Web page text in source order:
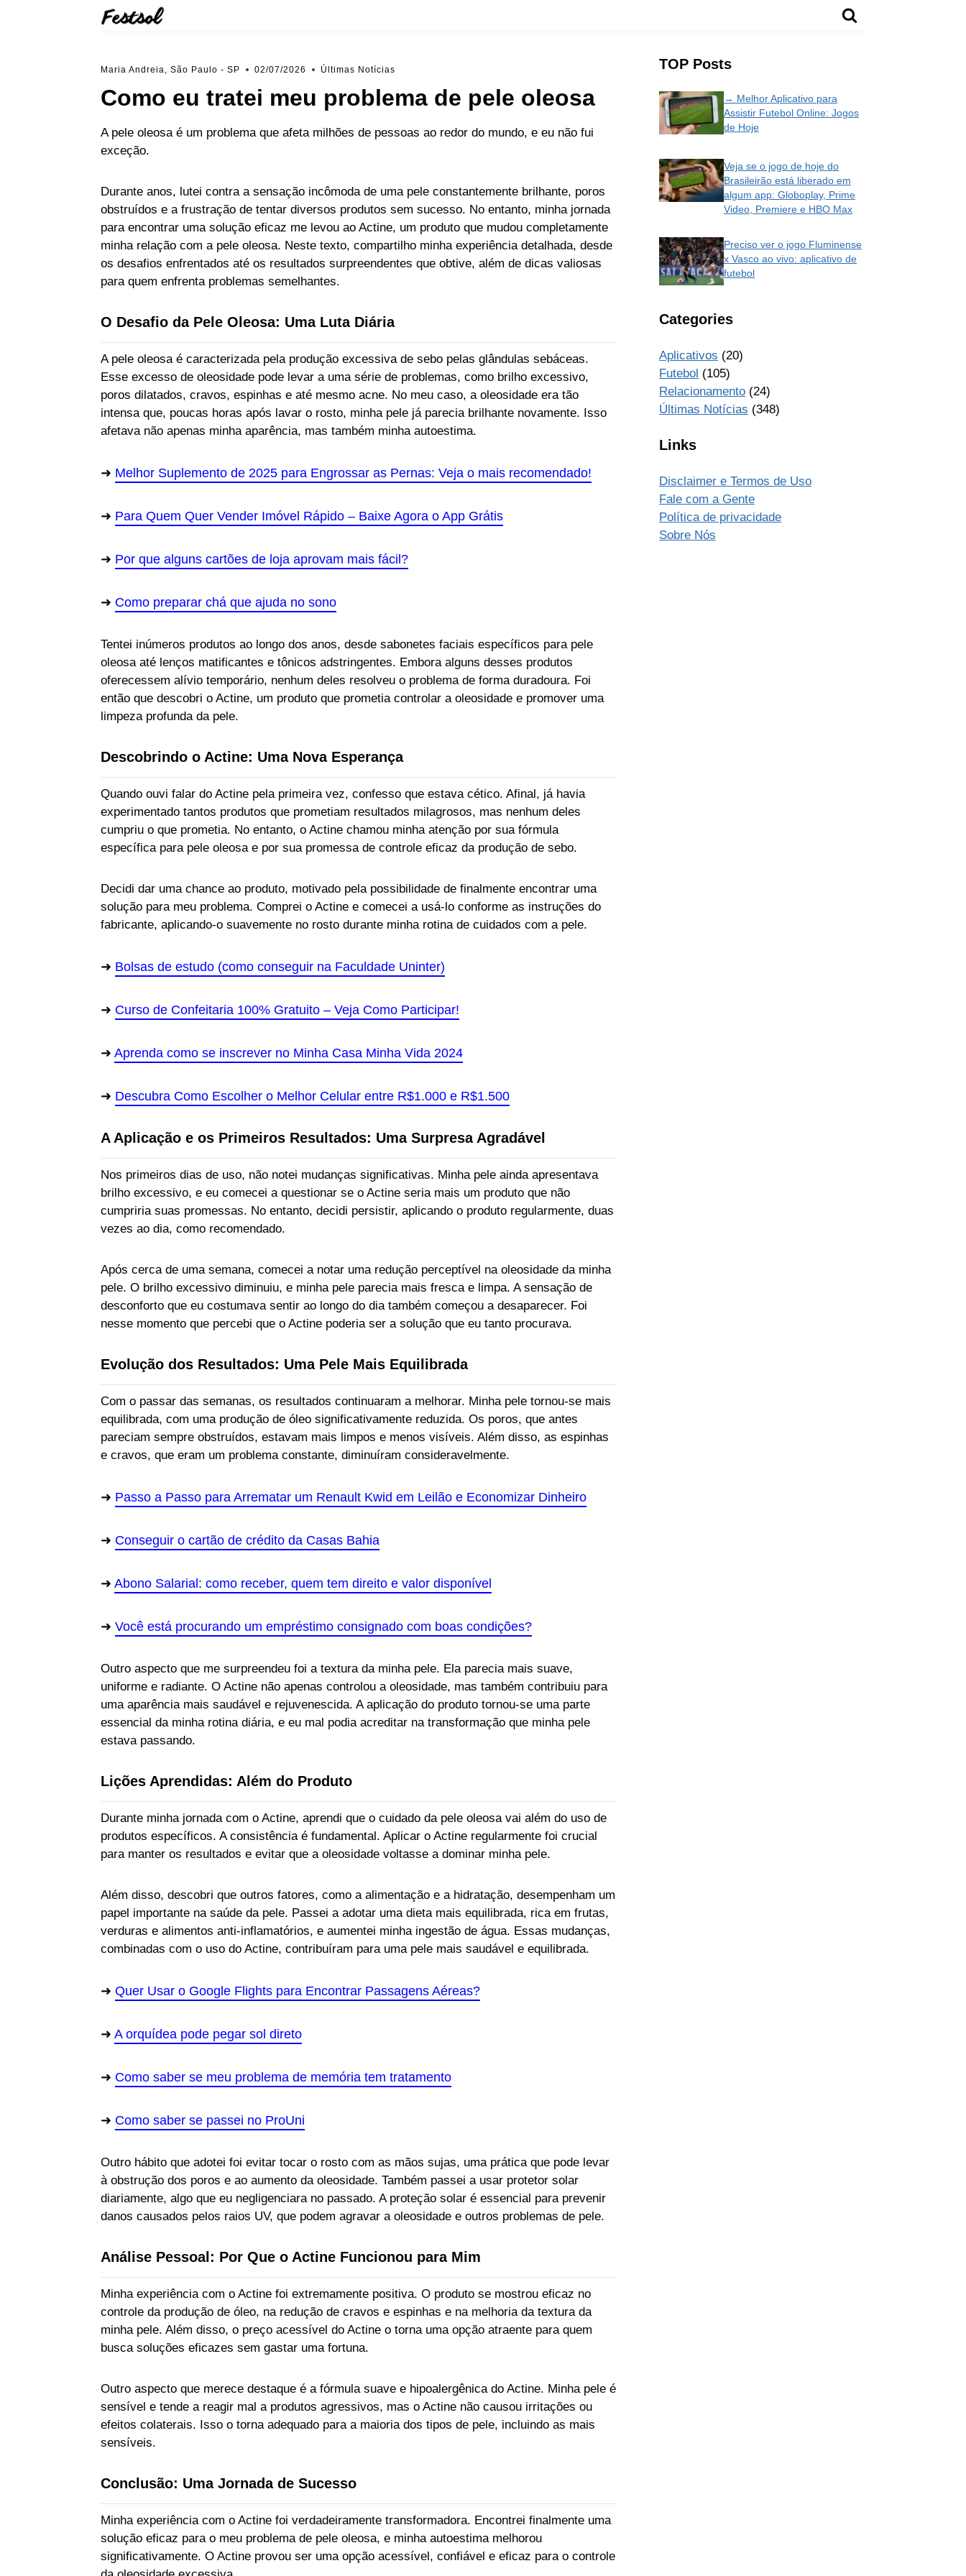
Maria Andreia, São Paulo - SP 02/07/2026 Últimas Notícias
Como eu tratei meu problema de pele oleosa
A pele oleosa é um problema que afeta milhões de pessoas ao redor do mundo, e eu não fui
exceção.
Durante anos, lutei contra a sensação incômoda de uma pele constantemente brilhante, poros
obstruídos e a frustração de tentar diversos produtos sem sucesso. No entanto, minha jornada
para encontrar uma solução eficaz me levou ao Actine, um produto que mudou completamente
minha relação com a pele oleosa. Neste texto, compartilho minha experiência detalhada, desde
os desafios enfrentados até os resultados surpreendentes que obtive, além de dicas valiosas
para quem enfrenta problemas semelhantes.
O Desafio da Pele Oleosa: Uma Luta Diária
A pele oleosa é caracterizada pela produção excessiva de sebo pelas glândulas sebáceas.
Esse excesso de oleosidade pode levar a uma série de problemas, como brilho excessivo,
poros dilatados, cravos, espinhas e até mesmo acne. No meu caso, a oleosidade era tão
intensa que, poucas horas após lavar o rosto, minha pele já parecia brilhante novamente. Isso
afetava não apenas minha aparência, mas também minha autoestima.
Melhor Suplemento de 2025 para Engrossar as Pernas: Veja o mais recomendado!
Para Quem Quer Vender Imóvel Rápido – Baixe Agora o App Grátis
Por que alguns cartões de loja aprovam mais fácil?
Como preparar chá que ajuda no sono
Tentei inúmeros produtos ao longo dos anos, desde sabonetes faciais específicos para pele
oleosa até lenços matificantes e tônicos adstringentes. Embora alguns desses produtos
oferecessem alívio temporário, nenhum deles resolveu o problema de forma duradoura. Foi
então que descobri o Actine, um produto que prometia controlar a oleosidade e promover uma
limpeza profunda da pele.
Descobrindo o Actine: Uma Nova Esperança
Quando ouvi falar do Actine pela primeira vez, confesso que estava cético. Afinal, já havia
experimentado tantos produtos que prometiam resultados milagrosos, mas nenhum deles
cumpriu o que prometia. No entanto, o Actine chamou minha atenção por sua fórmula
específica para pele oleosa e por sua promessa de controle eficaz da produção de sebo.
Decidi dar uma chance ao produto, motivado pela possibilidade de finalmente encontrar uma
solução para meu problema. Comprei o Actine e comecei a usá-lo conforme as instruções do
fabricante, aplicando-o suavemente no rosto durante minha rotina de cuidados com a pele.
Bolsas de estudo (como conseguir na Faculdade Uninter)
Curso de Confeitaria 100% Gratuito – Veja Como Participar!
Aprenda como se inscrever no Minha Casa Minha Vida 2024
Descubra Como Escolher o Melhor Celular entre R$1.000 e R$1.500
A Aplicação e os Primeiros Resultados: Uma Surpresa Agradável
Nos primeiros dias de uso, não notei mudanças significativas. Minha pele ainda apresentava
brilho excessivo, e eu comecei a questionar se o Actine seria mais um produto que não
cumpriria suas promessas. No entanto, decidi persistir, aplicando o produto regularmente, duas
vezes ao dia, como recomendado.
Após cerca de uma semana, comecei a notar uma redução perceptível na oleosidade da minha
pele. O brilho excessivo diminuiu, e minha pele parecia mais fresca e limpa. A sensação de
desconforto que eu costumava sentir ao longo do dia também começou a desaparecer. Foi
nesse momento que percebi que o Actine poderia ser a solução que eu tanto procurava.
Evolução dos Resultados: Uma Pele Mais Equilibrada
Com o passar das semanas, os resultados continuaram a melhorar. Minha pele tornou-se mais
equilibrada, com uma produção de óleo significativamente reduzida. Os poros, que antes
pareciam sempre obstruídos, estavam mais limpos e menos visíveis. Além disso, as espinhas
e cravos, que eram um problema constante, diminuíram consideravelmente.
Passo a Passo para Arrematar um Renault Kwid em Leilão e Economizar Dinheiro
Conseguir o cartão de crédito da Casas Bahia
Abono Salarial: como receber, quem tem direito e valor disponível
Você está procurando um empréstimo consignado com boas condições?
Outro aspecto que me surpreendeu foi a textura da minha pele. Ela parecia mais suave,
uniforme e radiante. O Actine não apenas controlou a oleosidade, mas também contribuiu para
uma aparência mais saudável e rejuvenescida. A aplicação do produto tornou-se uma parte
essencial da minha rotina diária, e eu mal podia acreditar na transformação que minha pele
estava passando.
Lições Aprendidas: Além do Produto
Durante minha jornada com o Actine, aprendi que o cuidado da pele oleosa vai além do uso de
produtos específicos. A consistência é fundamental. Aplicar o Actine regularmente foi crucial
para manter os resultados e evitar que a oleosidade voltasse a dominar minha pele.
Além disso, descobri que outros fatores, como a alimentação e a hidratação, desempenham um
papel importante na saúde da pele. Passei a adotar uma dieta mais equilibrada, rica em frutas,
verduras e alimentos anti-inflamatórios, e aumentei minha ingestão de água. Essas mudanças,
combinadas com o uso do Actine, contribuíram para uma pele mais saudável e equilibrada.
Quer Usar o Google Flights para Encontrar Passagens Aéreas?
A orquídea pode pegar sol direto
Como saber se meu problema de memória tem tratamento
Como saber se passei no ProUni
Outro hábito que adotei foi evitar tocar o rosto com as mãos sujas, uma prática que pode levar
à obstrução dos poros e ao aumento da oleosidade. Também passei a usar protetor solar
diariamente, algo que eu negligenciara no passado. A proteção solar é essencial para prevenir
danos causados pelos raios UV, que podem agravar a oleosidade e outros problemas de pele.
Análise Pessoal: Por Que o Actine Funcionou para Mim
Minha experiência com o Actine foi extremamente positiva. O produto se mostrou eficaz no
controle da produção de óleo, na redução de cravos e espinhas e na melhoria da textura da
minha pele. Além disso, o preço acessível do Actine o torna uma opção atraente para quem
busca soluções eficazes sem gastar uma fortuna.
Outro aspecto que merece destaque é a fórmula suave e hipoalergênica do Actine. Minha pele é
sensível e tende a reagir mal a produtos agressivos, mas o Actine não causou irritações ou
efeitos colaterais. Isso o torna adequado para a maioria dos tipos de pele, incluindo as mais
sensíveis.
Conclusão: Uma Jornada de Sucesso
Minha experiência com o Actine foi verdadeiramente transformadora. Encontrei finalmente uma
solução eficaz para o meu problema de pele oleosa, e minha autoestima melhorou
significativamente. O Actine provou ser uma opção acessível, confiável e eficaz para o controle
TOP Posts
→ Melhor Aplicativo para
Assistir Futebol Online: Jogos
de Hoje
Veja se o jogo de hoje do
Brasileirão está liberado em
algum app: Globoplay, Prime
Video, Premiere e HBO Max
Preciso ver o jogo Fluminense
x Vasco ao vivo: aplicativo de
futebol
Categories
Aplicativos (20)
Futebol (105)
Relacionamento (24)
Últimas Notícias (348)
Links
Disclaimer e Termos de Uso
Fale com a Gente
Política de privacidade
Sobre Nós